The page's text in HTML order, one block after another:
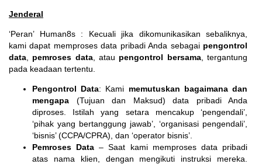
Jenderal
‘Peran’ Human8s : Kecuali jika dikomunikasikan sebaliknya,
kami dapat memproses data pribadi Anda sebagai pengontrol
data
pemroses data, atau pengontrol bersama, tergantung
pada keadaan tertentu.
Pengontrol Data: Kami memutuskan bagaimana dan
mengapa (Tujuan dan Maksud) data pribadi Anda
diproses. Istilah yang setara mencakup ‘pengendali’,
‘pihak yang bertanggung jawab’, ‘organisasi pengendali’,
‘bisnis’ (CCPA/CPRA), dan ‘operator bisnis’.
Pemroses Data– Saat kami memproses data pribadi
atas nama klien, dengan mengikuti instruksi mereka.